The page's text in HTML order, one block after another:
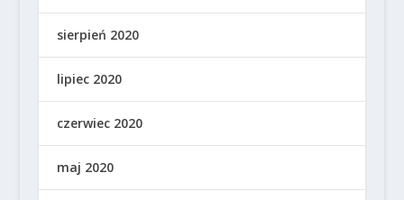
sierpień 2020
lipiec 2020
czerwiec 2020
maj 2020